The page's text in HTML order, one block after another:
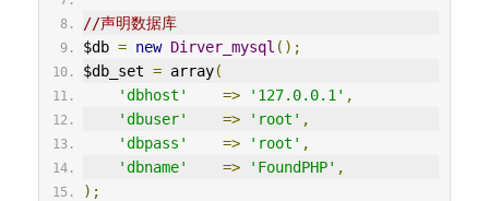
//声明数据库
$db = new Dirver_mysql ();
$db_set = array(
'dbhost'
=> '127.0.0.1' ,
'dbuser'
=> 'root' ,
'dbpass'
=> 'root' ,
'dbname'
=> 'FoundPHP' ,
);